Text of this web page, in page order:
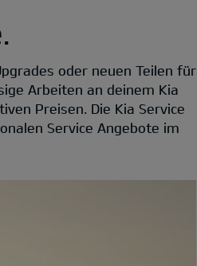
oder neuen Teilen für
Arbeiten an deinem Kia
Preisen. Die Kia Service
Service Angebote im